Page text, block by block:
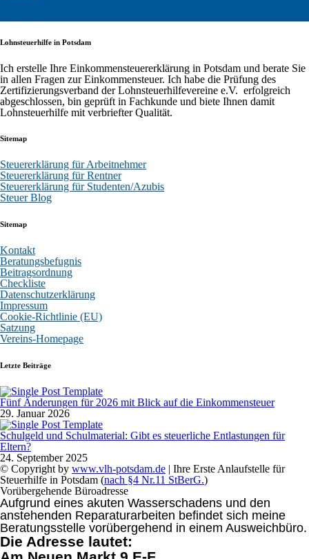
Lohnsteuerhilfe in Potsdam
Ich erstelle Ihre Einkommensteuererklärung in Potsdam und berate Sie
in allen Fragen zur Einkommensteuer. Ich habe die Prüfung des
Zertifizierungsverband der Lohnsteuerhilfevereine e.V. erfolgreich
abgeschlossen, bin geprüft in Fachkunde und biete Ihnen damit
Lohnsteuerhilfe mit verbriefter Qualität.
Sitemap
Steuererklärung für Arbeitnehmer
Steuererklärung für Rentner
Steuererklärung für Studenten/Azubis
Steuer Blog
Sitemap
Kontakt
Beratungsbefugnis
Beitragsordnung
Checkliste
Datenschutzerklärung
Impressum
Cookie-Richtlinie (EU)
Satzung
Vereins-Homepage
Letzte Beiträge
Fünf Änderungen für 2026 mit Blick auf die Einkommensteuer
29. Januar 2026
Schulgeld und Schulmaterial: Gibt es steuerliche Entlastungen für
Eltern?
24. September 2025
© Copyright by www.vlh-potsdam.de | Ihre Erste Anlaufstelle für
Steuerhilfe in Potsdam (nach §4 Nr.11 StBerG.)
Vorübergehende Büroadresse
Aufgrund eines akuten Wasserschadens und den
anstehenden Reparaturarbeiten befindet sich meine
Beratungsstelle vorübergehend in einem Ausweichbüro.
Die Adresse lautet: